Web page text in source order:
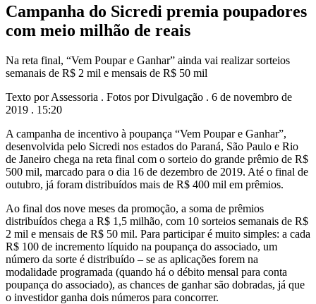
Campanha do Sicredi premia poupadores
com meio milhão de reais
Na reta final, “Vem Poupar e Ganhar” ainda vai realizar sorteios
semanais de R$ 2 mil e mensais de R$ 50 mil
Texto por Assessoria . Fotos por Divulgação . 6 de novembro de
2019 . 15:20
A campanha de incentivo à poupança “Vem Poupar e Ganhar”,
desenvolvida pelo Sicredi nos estados do Paraná, São Paulo e Rio
de Janeiro chega na reta final com o sorteio do grande prêmio de R$
500 mil, marcado para o dia 16 de dezembro de 2019. Até o final de
outubro, já foram distribuídos mais de R$ 400 mil em prêmios.
Ao final dos nove meses da promoção, a soma de prêmios
distribuídos chega a R$ 1,5 milhão, com 10 sorteios semanais de R$
2 mil e mensais de R$ 50 mil. Para participar é muito simples: a cada
R$ 100 de incremento líquido na poupança do associado, um
número da sorte é distribuído – se as aplicações forem na
modalidade programada (quando há o débito mensal para conta
poupança do associado), as chances de ganhar são dobradas, já que
o investidor ganha dois números para concorrer.